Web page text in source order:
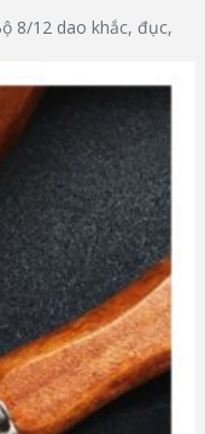
8/12 dao khắc, đục,